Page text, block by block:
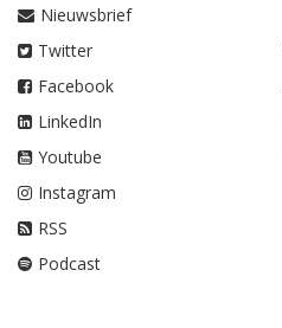
Nieuwsbrief
Twitter
Facebook
LinkedIn
Youtube
Instagram
RSS
Podcast